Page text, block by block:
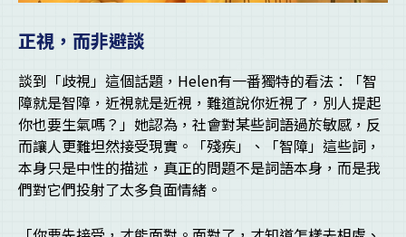
正視，而非避談
談到「歧視」這個話題，Helen有一番獨特的看法：「智
障就是智障，近視就是近視，難道說你近視了，別人提起
你也要生氣嗎？」她認為，社會對某些詞語過於敏感，反
而讓人更難坦然接受現實。「殘疾」、「智障」這些詞，
本身只是中性的描述，真正的問題不是詞語本身，而是我
們對它們投射了太多負面情緒。